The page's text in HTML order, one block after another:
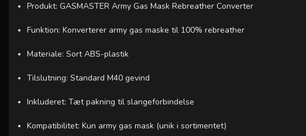
Produkt: GASMASTER Army Gas Mask Rebreather Converter
Funktion: Konverterer army gas maske til 100% rebreather
Materiale: Sort ABS-plastik
Tilslutning: Standard M40 gevind
Inkluderet: Tæt pakning til slangeforbindelse
Kompatibilitet: Kun army gas mask (unik i sortimentet)